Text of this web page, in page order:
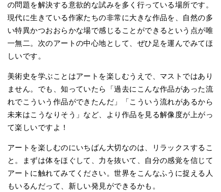
の問題を解決する意欲的な試みを多く行っている場所です。
現代に生きている作家たちの非常に大きな作品を、自然の多
い特異かつおおらかな場で感じることができるという点が唯
一無二。次のアートの中心地として、ぜひ足を運んでみてほ
しいです。
美術史を学ぶことはアートを楽しむうえで、マストではあり
ません。でも、知っていたら「過去にこんな作品があった流
れでこういう作品ができたんだ」「こういう流れがあるから
未来はこうなりそう」など、より作品を見る解像度が上がっ
て楽しいですよ！
アートを楽しむのにいちばん大切なのは、リラックスするこ
と。まずは体をほぐして、力を抜いて、自分の感覚を信じて
アートに触れてみてください。世界をこんなふうに捉える人
もいるんだって、新しい発見ができるかも。